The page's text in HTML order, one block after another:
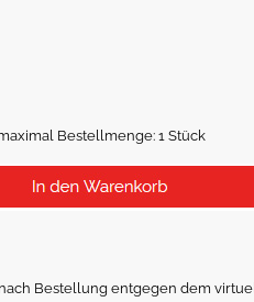
Bestellmenge: 1 Stück
Bestellung entgegen dem